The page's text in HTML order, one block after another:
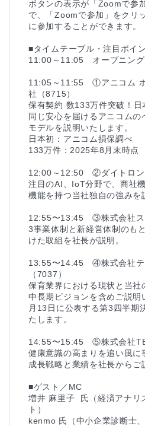
ボタンの表示が「Zoomで参
で、「Zoomで参加」をクリ
に参加することができます。
■タイムテーブル・注目ポイ
11:00～11:05　オープニング
11:05～11:55　①アニコム
社（8715）
保有契約 数133万件突破！日
同じ安心を届けるアニコムの
モデルを説明いたします。
日本初：アニコム損保調べ
133万件：2025年8月末時点
12:00～12:50　②ダイトロン
注目のAI、IoT分野で、商社
機能を持つ当社独自の強みを
12:55〜13:45　③株式会社ス
3事業体制と新経営体制のも
けた取組を社長が説明。
13:55〜14:45　④株式会社テ
（7037）
保育業界における現状と当社
中長期ビジョンを含めご説明
月13日に公表する第3四半期
たします。
14:55〜15:45　⑤株式会社
健康意識の高まりを追い風
成長戦略と業績を社長からご
■ゲスト／MC
増井 麻里子  氏（経済アナリ
ト）
kenmo 氏（中小企業診断士、